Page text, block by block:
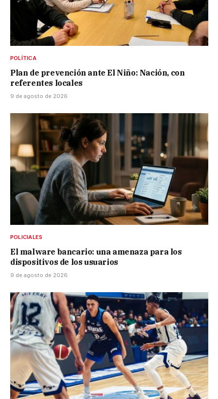
POLÍTICA
Plan de prevención ante El Niño: Nación, con
referentes locales
9 de agosto de 2026
POLICIALES
El malware bancario: una amenaza para los
dispositivos de los usuarios
9 de agosto de 2026